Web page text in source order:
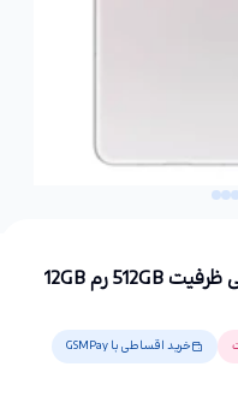
خرید اقساطی با GSMPay